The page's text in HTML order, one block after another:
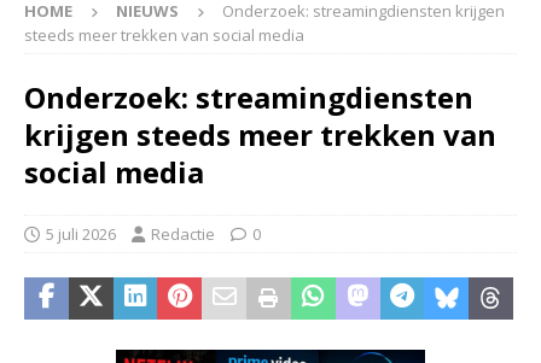
HOME NIEUWS
Onderzoek: streamingdiensten krijgen
steeds meer trekken van social media
Onderzoek: streamingdiensten
krijgen steeds meer trekken van
social media
5 juli 2026 Redactie 0